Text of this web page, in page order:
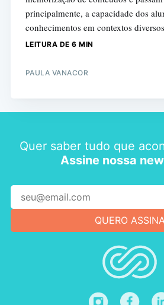
principalmente, a capacidade dos
conhecimentos em contextos
LEITURA DE 6 MIN
PAULA VANACOR
Quer saber tudo que
Assine nossa